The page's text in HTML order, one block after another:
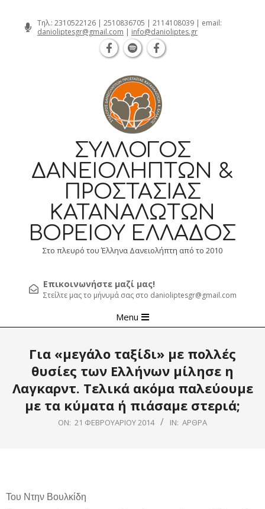
Τηλ.: 2310522126 | 2510836705 | 2114108039 | email:
danioliptesgr@gmail.com | info@danioliptes.gr
ΣΎΛΛΟΓΟΣ
ΔΑΝΕΙΟΛΗΠΤΏΝ &
ΠΡΟΣΤΑΣΊΑΣ
ΚΑΤΑΝΑΛΩΤΏΝ
ΒΟΡΕΊΟΥ ΕΛΛΆΔΟΣ
Στο πλευρό του Έλληνα Δανειολήπτη από το 2010
Επικοινωνήστε μαζί μας!
Στείλτε μας το μήνυμά σας στο danioliptesgr@gmail.com
Navigation
Menu
Για «μεγάλο ταξίδι» με πολλές
θυσίες των Ελλήνων μίλησε η
Λαγκαρντ. Τελικά ακόμα παλεύουμε
με τα κύματα ή πιάσαμε στεριά;
ON: 21 ΦΕΒΡΟΥΑΡΊΟΥ 2014 IN: ΆΡΘΡΑ
Του Ντην Βουλκίδη